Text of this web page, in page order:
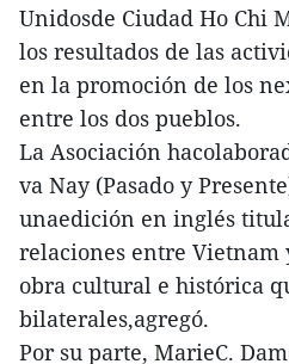
Unidosde Ciudad Ho Chi
los resultados de las
en la promoción de los
entre los dos pueblos.
La Asociación
va Nay (Pasado y
unaedición en inglés
relaciones entre Vietnam
obra cultural e histórica
bilaterales,agregó.
Por su parte, MarieC.